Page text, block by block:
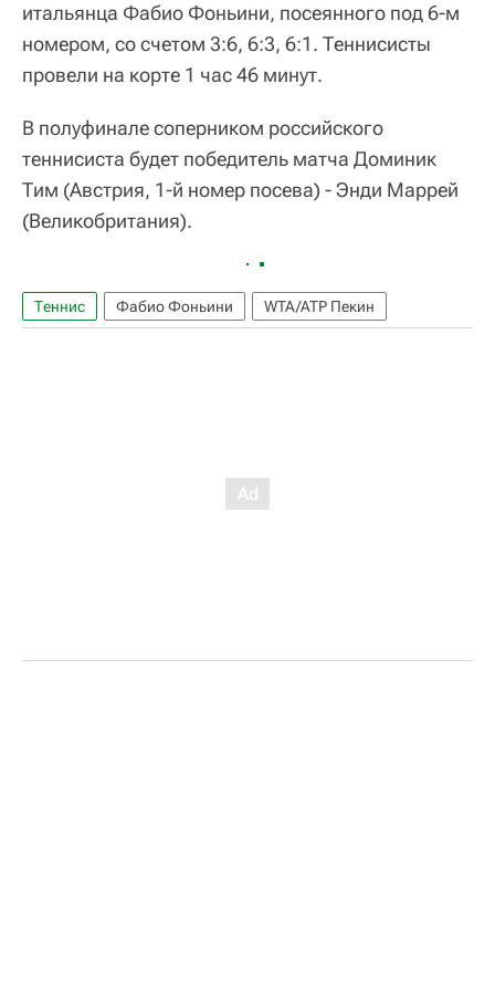
итальянца Фабио Фоньини, посеянного под 6-м
номером, со счетом 3:6, 6:3, 6:1. Теннисисты
провели на корте 1 час 46 минут.
В полуфинале соперником российского
теннисиста будет победитель матча Доминик
Тим (Австрия, 1-й номер посева) - Энди Маррей
(Великобритания).
Теннис Фабио Фоньини WTA/ATP Пекин